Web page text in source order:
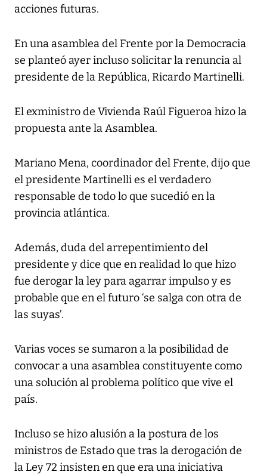
acciones futuras.
En una asamblea del Frente por la Democracia
se planteó ayer incluso solicitar la renuncia al
presidente de la República, Ricardo Martinelli.
El exministro de Vivienda Raúl Figueroa hizo la
propuesta ante la Asamblea.
Mariano Mena, coordinador del Frente, dijo que
el presidente Martinelli es el verdadero
responsable de todo lo que sucedió en la
provincia atlántica.
Además, duda del arrepentimiento del
presidente y dice que en realidad lo que hizo
fue derogar la ley para agarrar impulso y es
probable que en el futuro ‘se salga con otra de
las suyas’.
Varias voces se sumaron a la posibilidad de
convocar a una asamblea constituyente como
una solución al problema político que vive el
país.
Incluso se hizo alusión a la postura de los
ministros de Estado que tras la derogación de
la Ley 72 insisten en que era una iniciativa